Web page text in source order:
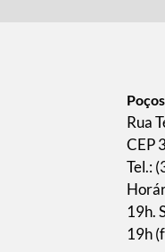
Rua
CEP
Tel.:
19h.
19h